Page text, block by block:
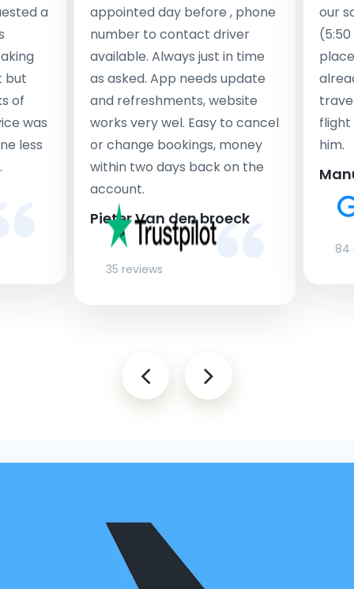
a
but
of
was
less
appointed day before , phone
number to contact driver
available. Always just in time
as asked. App needs update
and refreshments, website
works very wel. Easy to cancel
or change bookings, money
within two days back on the
account.
Pieter Van den broeck
35 reviews
our
flight
him.
84